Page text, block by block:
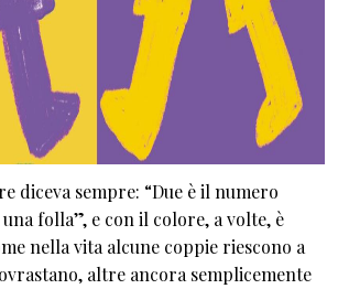
diceva sempre: “Due è il numero
folla”, e con il colore, a volte, è
nella vita alcune coppie riescono a
altre ancora semplicemente